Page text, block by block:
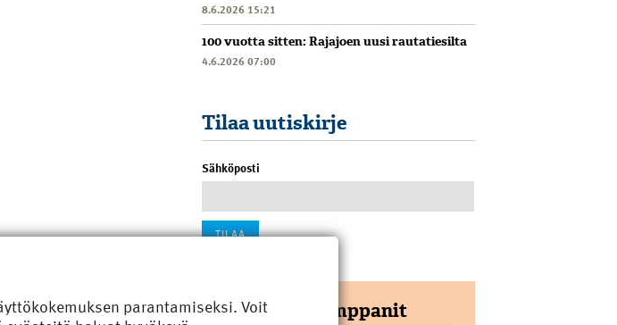
8.6.2026 15:21
100 vuotta sitten: Rajajoen uusi rautatiesilta
4.6.2026 07:00
Tilaa uutiskirje
Sähköposti
Yhteistyökumppanit
parantamiseksi. Voit